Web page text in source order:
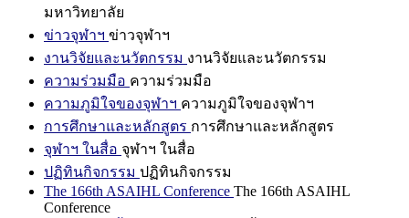
มหาวิทยาลัย
ข่าวจุฬาฯ ข่าวจุฬาฯ
งานวิจัยและนวัตกรรม งานวิจัยและนวัตกรรม
ความร่วมมือ ความร่วมมือ
ความภูมิใจของจุฬาฯ ความภูมิใจของจุฬาฯ
การศึกษาและหลักสูตร การศึกษาและหลักสูตร
จุฬาฯ ในสื่อ จุฬาฯ ในสื่อ
ปฏิทินกิจกรรม ปฏิทินกิจกรรม
The 166th ASAIHL Conference The 166th ASAIHL
Conference